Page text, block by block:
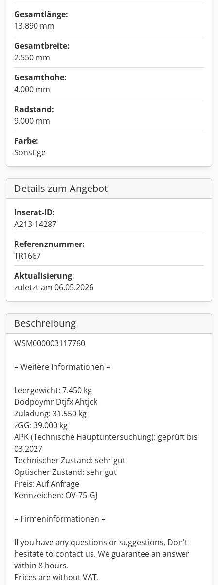
Gesamtlänge:
13.890 mm
Gesamtbreite:
2.550 mm
Gesamthöhe:
4.000 mm
Radstand:
9.000 mm
Farbe:
Sonstige
Details zum Angebot
Inserat-ID:
A213-14287
Referenznummer:
TR1667
Aktualisierung:
zuletzt am 06.05.2026
Beschreibung
WSM000003117760
= Weitere Informationen =
Leergewicht: 7.450 kg
Dodpoymr Dtjfx Ahtjck
Zuladung: 31.550 kg
zGG: 39.000 kg
APK (Technische Hauptuntersuchung): geprüft bis
03.2027
Technischer Zustand: sehr gut
Optischer Zustand: sehr gut
Preis: Auf Anfrage
Kennzeichen: OV-75-GJ
= Firmeninformationen =
If you have any questions or suggestions, Don't
hesitate to contact us. We guarantee an answer
within 8 hours.
Prices are without VAT.